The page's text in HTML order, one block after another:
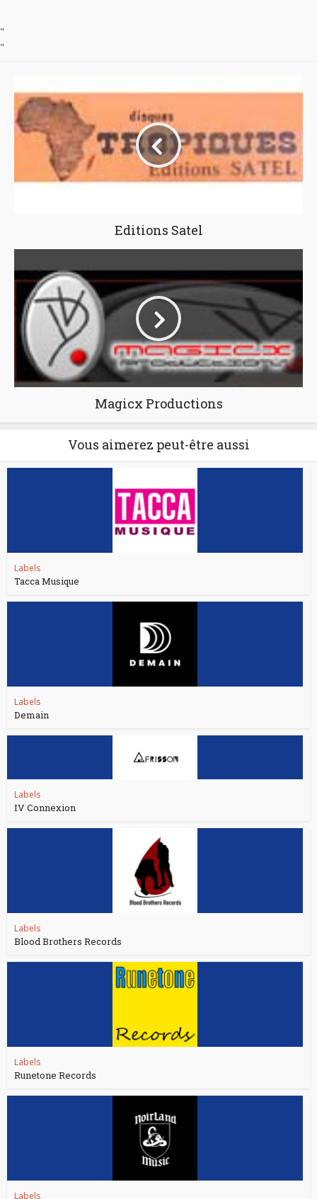
"
"
Editions Satel
Magicx Productions
Vous aimerez peut-être aussi
Labels
Tacca Musique
Labels
Demain
Labels
IV Connexion
Labels
Blood Brothers Records
Labels
Runetone Records
Labels